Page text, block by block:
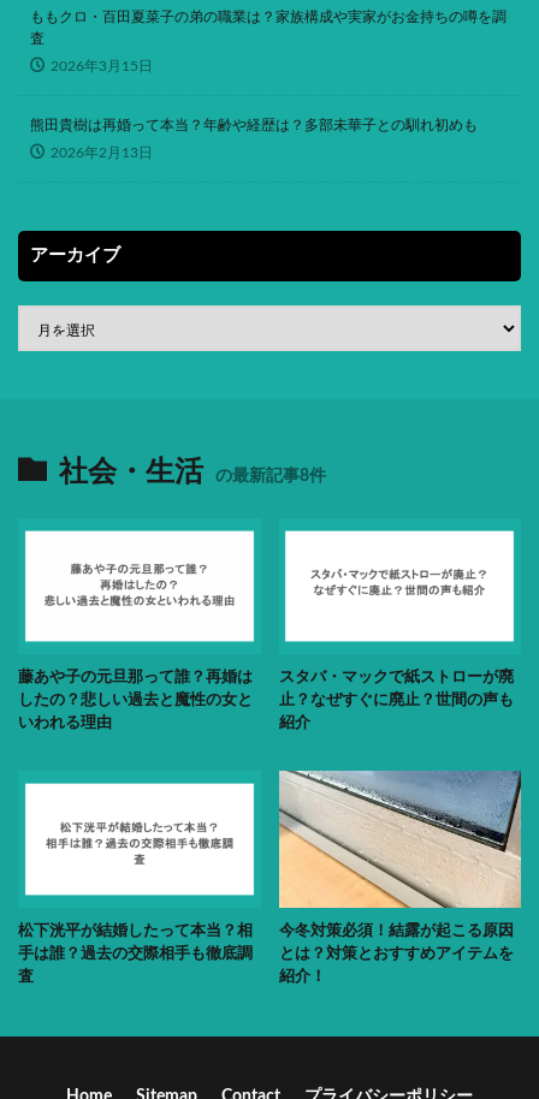
ももクロ・百田夏菜子の弟の職業は？家族構成や実家がお金持ちの噂を調
査
2026年3月15日
熊田貴樹は再婚って本当？年齢や経歴は？多部未華子との馴れ初めも
2026年2月13日
アーカイブ
社会・生活 の最新記事8件
藤あや子の元旦那って誰？再婚は
したの？悲しい過去と魔性の女と
いわれる理由
スタバ・マックで紙ストローが廃
止？なぜすぐに廃止？世間の声も
紹介
松下洸平が結婚したって本当？相
手は誰？過去の交際相手も徹底調
査
今冬対策必須！結露が起こる原因
とは？対策とおすすめアイテムを
紹介！